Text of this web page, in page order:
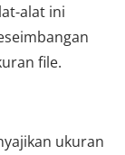
alat ini
file.
ukuran